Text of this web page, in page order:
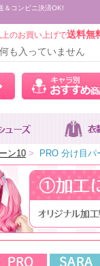
＆コンビニ決済OK!
のお買い上げで送料無
も入っていません
ウィッグをカラ
ン10 > PRO 分け目パ